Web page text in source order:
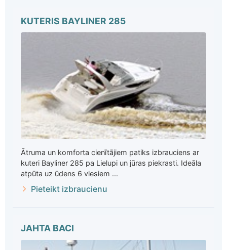
KUTERIS BAYLINER 285
Ātruma un komforta cienītājiem patiks izbrauciens ar
kuteri Bayliner 285 pa Lielupi un jūras piekrasti. Ideāla
atpūta uz ūdens 6 viesiem ...
Pieteikt izbraucienu
JAHTA BACI